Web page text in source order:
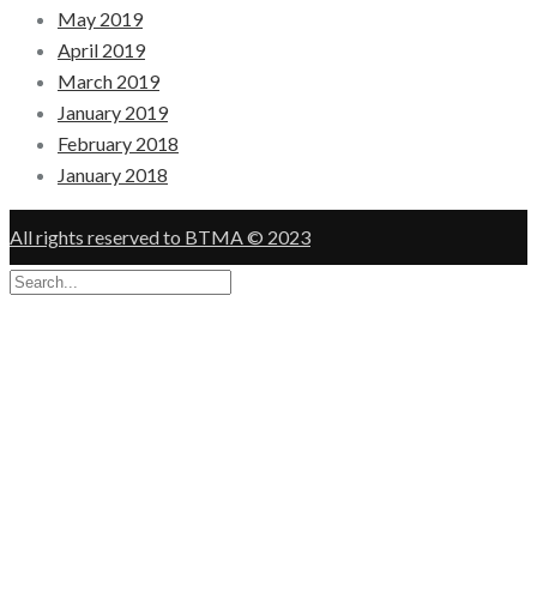
May 2019
April 2019
March 2019
January 2019
February 2018
January 2018
All rights reserved to BTMA © 2023